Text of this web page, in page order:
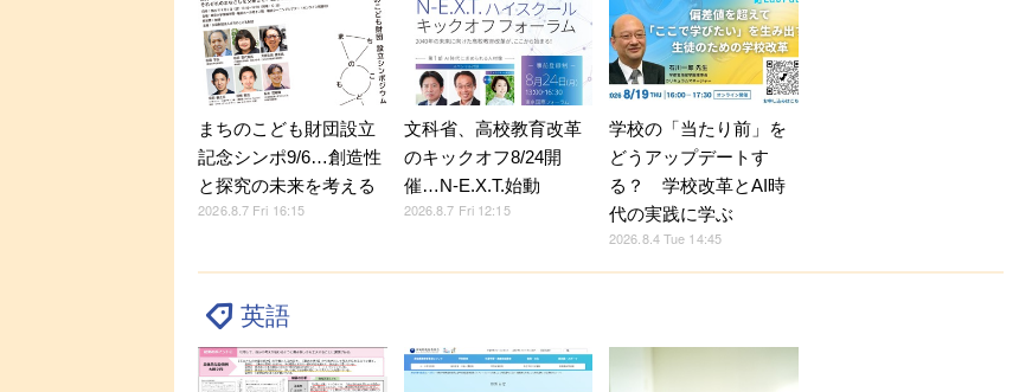
まちのこども財団設立
記念シンポ9/6…創造性
と探究の未来を考える
2026.8.7 Fri 16:15
文科省、高校教育改革
のキックオフ8/24開
催…N-E.X.T.始動
2026.8.7 Fri 12:15
学校の「当たり前」を
どうアップデートす
る？ 学校改革とAI時
代の実践に学ぶ
2026.8.4 Tue 14:45
英語